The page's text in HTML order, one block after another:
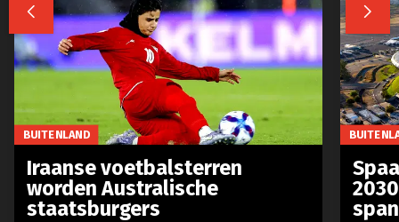
 
BUITENLAND
Iraanse voetbalsterren
worden Australische
staatsburgers